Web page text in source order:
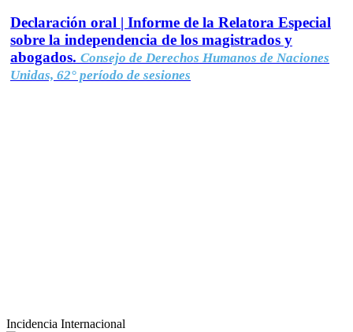
Declaración oral | Informe de la Relatora Especial
sobre la independencia de los magistrados y
abogados. Consejo de Derechos Humanos de Naciones
Unidas, 62° período de sesiones
Incidencia Internacional